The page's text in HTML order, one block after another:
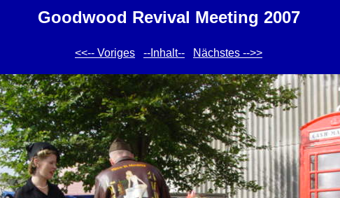
Goodwood Revival Meeting 2007
<<-- Voriges --Inhalt-- Nächstes -->>